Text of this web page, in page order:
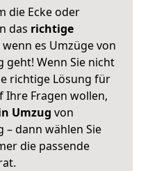
die Ecke oder
das richtige
es Umzüge von
Wenn Sie nicht
richtige Lösung für
Ihre Fragen wollen,
Umzug von
dann wählen Sie
die passende